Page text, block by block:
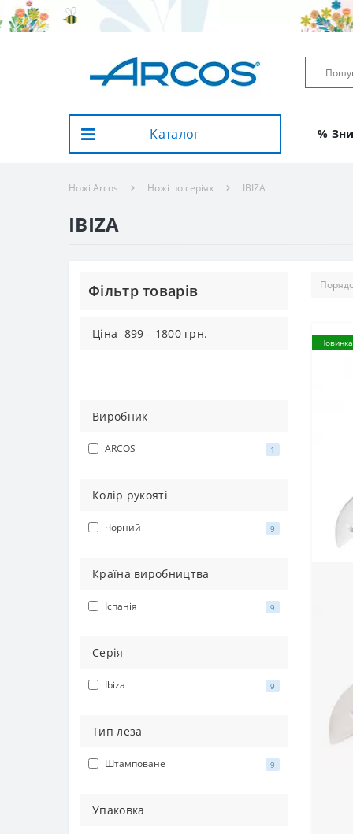
Каталог %
Ножі Arcos Ножі по серіях IBIZA
IBIZA
Фiльтр товарiв
Цiна 899 - 1800грн.
Виробник
ARCOS 1
Колір рукояті
Чорний 9
Країна виробництва
Іспанія 9
Серія
Ibiza 9
Тип леза
Штамповане 9
Упаковка
Новинка